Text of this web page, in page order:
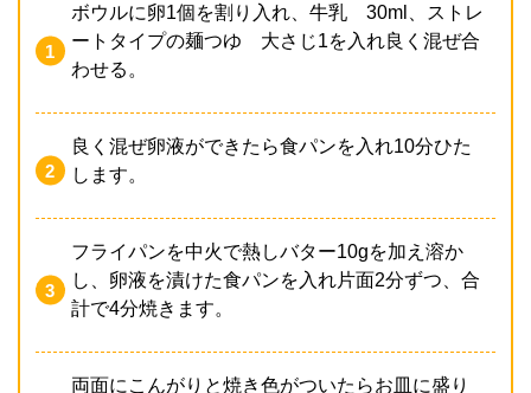
ボウルに卵1個を割り入れ、牛乳 30ml、ストレ
ートタイプの麺つゆ 大さじ1を入れ良く混ぜ合
わせる。
良く混ぜ卵液ができたら食パンを入れ10分ひた
します。
フライパンを中火で熱しバター10gを加え溶か
し、卵液を漬けた食パンを入れ片面2分ずつ、合
計で4分焼きます。
両面にこんがりと焼き色がついたらお皿に盛り